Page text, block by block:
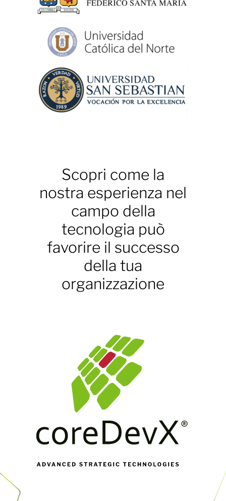
Scopri come la
nostra esperienza nel
campo della
tecnologia può
favorire il successo
della tua
organizzazione